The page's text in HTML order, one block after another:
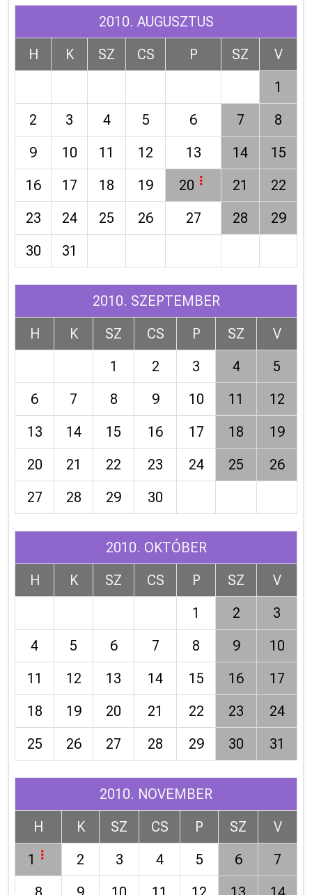
2010. AUGUSZTUS
H
K SZ CS P SZ
V
1
2
3 4 5 6 7
8
9
10 11 12 13 14
15
16
17 18 19 20 21
22
23
24 25 26 27 28
29
30
31
2010. SZEPTEMBER
H
K SZ CS P SZ
V
1
2 3 4
5
6
7 8 9 10 11
12
13
14 15 16 17 18
19
20
21 22 23 24 25
26
27
28 29 30
2010. OKTÓBER
H
K SZ CS P SZ
V
1
2
3
4
5 6 7 8 9
10
11
12 13 14 15 16
17
18
19 20 21 22 23
24
25
26 27 28 29 30 31
2010. NOVEMBER
H
K SZ CS P SZ
V
1
2 3 4 5 6
7